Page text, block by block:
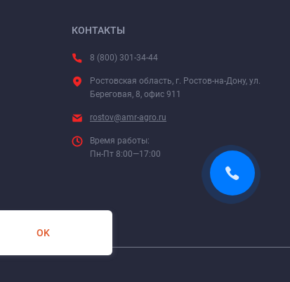
КОНТАКТЫ
8 (800) 301-34-44
Ростовская область, г. Ростов-на-Дону, ул.
Береговая, 8, офис 911
rostov@amr-agro.ru
Время работы:
Пн-Пт 8:00—17:00
OK